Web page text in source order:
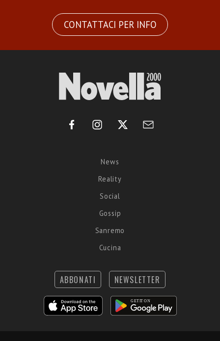
CONTATTACI PER INFO
News
Reality
Social
Gossip
Sanremo
Cucina
ABBONATI NEWSLETTER